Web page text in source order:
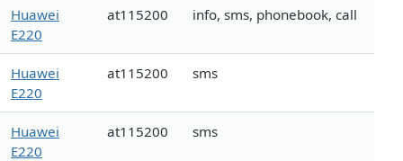
Huawei
E220
at115200 info, sms, phonebook, call
Huawei
E220
at115200 sms
Huawei
E220
at115200 sms